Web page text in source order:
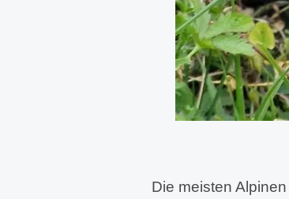
Die meisten